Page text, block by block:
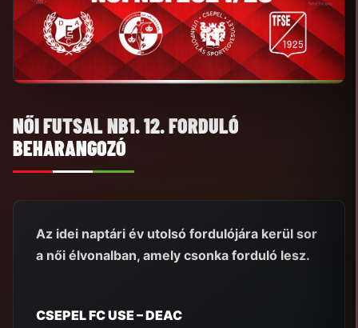
NŐI FUTSAL NB1. 12. FORDULÓ
BEHARANGOZÓ
Az idei naptári év utolsó fordulójára kerül sor
a női élvonalban, amely csonka forduló lesz.
CSEPEL FC USE – DEAC